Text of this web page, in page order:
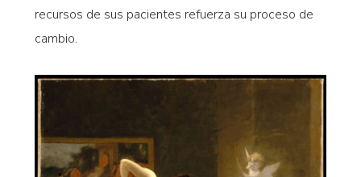
recursos de sus pacientes refuerza su proceso de
cambio.